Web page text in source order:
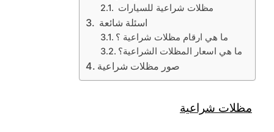
مظلات شراعية للسيارات
اسئلة شائعة
ما هي ارقام مظلات شراعية ؟
ما هي اسعار المظلات الشراعية؟
صور مظلات شراعية
مظلات شراعية